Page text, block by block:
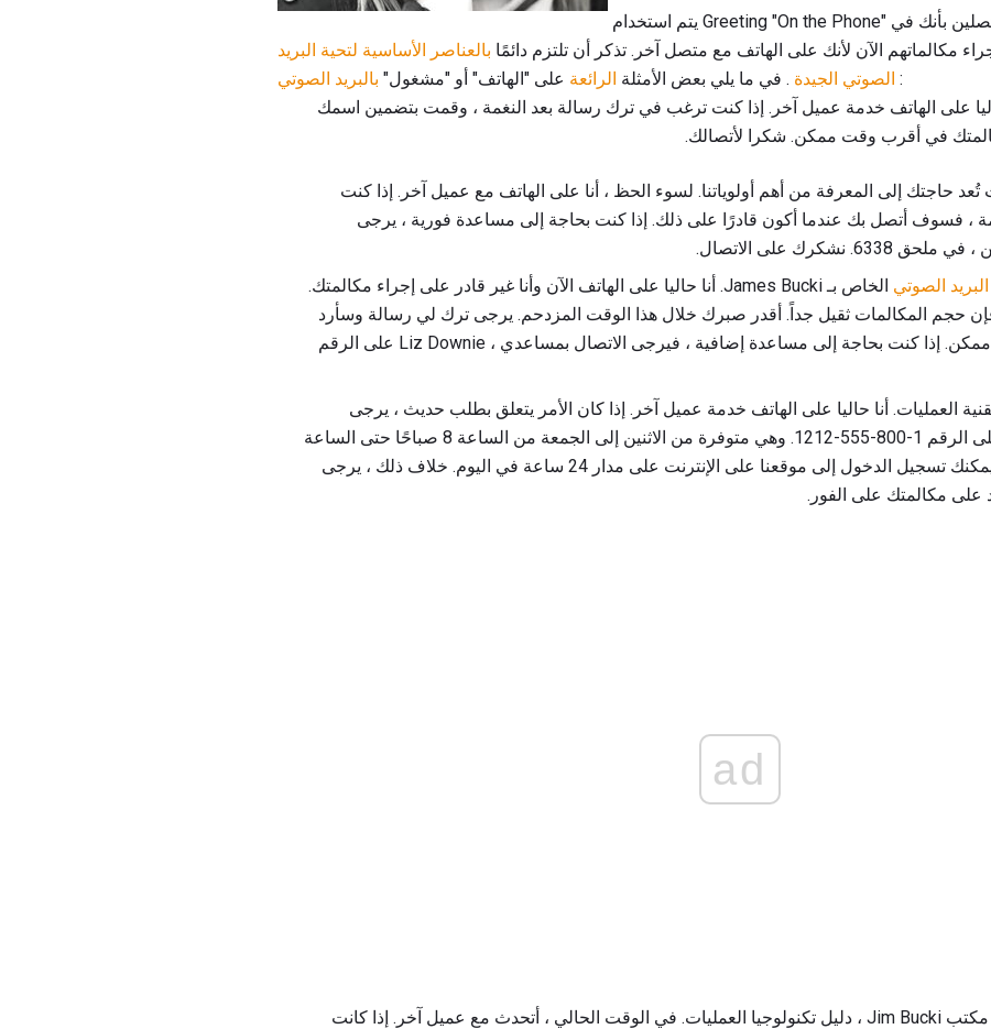
مكالماتهم الآن لأنك على الهاتف مع متصل آخر. تذكر أن تلتزم دائمًا بالعناصر الأساسية لتحية البريد
الصوتي الجيدة . في ما يلي بعض الأمثلة الرائعة على "الهاتف" أو "مشغول" بالبريد الصوتي
:
على الهاتف خدمة عميل آخر. إذا كنت ترغب في ترك رسالة بعد النغمة ، وقمت بتضمين اسمك
في أقرب وقت ممكن. شكرا لأتصالك.
حاجتك إلى المعرفة من أهم أولوياتنا. لسوء الحظ ، أنا على الهاتف مع عميل آخر. إذا كنت
، فسوف أتصل بك عندما أكون قادرًا على ذلك. إذا كنت بحاجة إلى مساعدة فورية ، يرجى
على الاتصال.
الصوتي
الخاص بـ James Bucki. أنا حاليا على الهاتف الآن وأنا غير قادر على إجراء مكالمتك.
فإن حجم المكالمات ثقيل جداً. أقدر صبرك خلال هذا الوقت المزدحم. يرجى ترك لي رسالة وسأرد
على مكالمتك في أقرب وقت ممكن. إذا كنت بحاجة إلى مساعدة إضافية ، فيرجى الاتصال بمساعدي ، Liz Downie على الرقم
العمليات. أنا حاليا على الهاتف خدمة عميل آخر. إذا كان الأمر يتعلق بطلب حديث ، يرجى
الاتصال بقسم خدمة العملاء على الرقم 1-800-555-1212. وهي متوفرة من الاثنين إلى الجمعة من الساعة 8 صباحًا حتى الساعة
5 مساءً بالتوقيت الشرقي. أو يمكنك تسجيل الدخول إلى موقعنا على الإنترنت على مدار 24 ساعة في اليوم. خلاف ذلك ، يرجى
على مكالمتك على الفور.
ad
شكرا لأتصالك. لقد وصلت إلى مكتب Jim Bucki ، دليل تكنولوجيا العمليات. في الوقت الحالي ، أتحدث مع عميل آخر. إذا كانت